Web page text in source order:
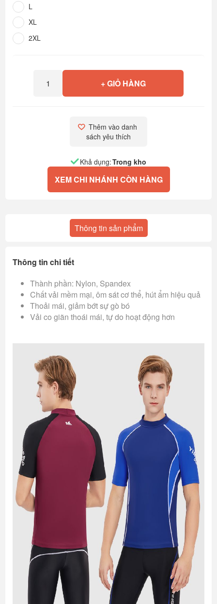
L
XL
2XL
+ GIỎ HÀNG
Thêm vào danh
sách yêu thích
Khả dụng:Trong kho
XEM CHI NHÁNH CÒN HÀNG
Thông tin sản phẩm
Thông tin chi tiết
Thành phần: Nylon, Spandex
Chất vải mềm mại, ôm sát cơ thể, hút ẩm hiệu quả
Thoải mái, giảm bớt sự gò bó
Vải co giãn thoái mái, tự do hoạt động hơn